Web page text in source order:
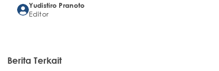
Yudistiro Pranoto
Editor
Berita Terkait